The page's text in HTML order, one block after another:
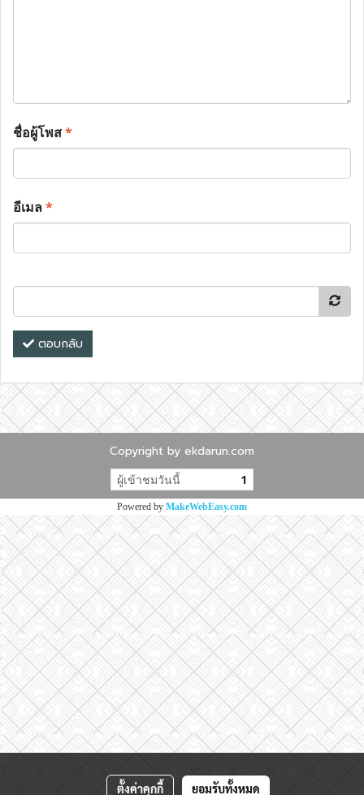
ชื่อผู้โพส*
อีเมล*
ตอบกลับ
Copyright by ekdarun.com
ผู้เข้าชมวันนี้ 1
Powered by MakeWebEasy.com
ตั้งค่าคุกกี้ ยอมรับทั้งหมด